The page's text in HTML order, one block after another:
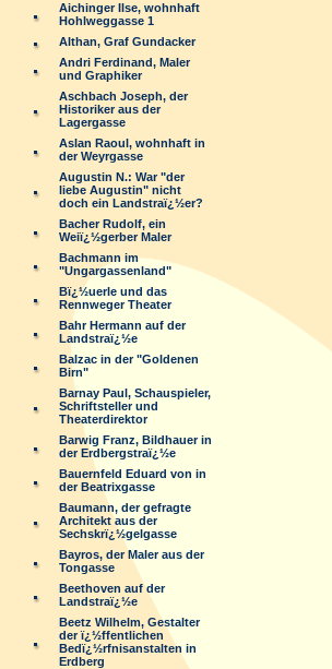
Aichinger Ilse, wohnhaft
Hohlweggasse 1
Althan, Graf Gundacker
Andri Ferdinand, Maler
und Graphiker
Aschbach Joseph, der
Historiker aus der
Lagergasse
Aslan Raoul, wohnhaft in
der Weyrgasse
Augustin N.: War "der
liebe Augustin" nicht
doch ein Landstraï¿½er?
Bacher Rudolf, ein
Weiï¿½gerber Maler
Bachmann im
"Ungargassenland"
Bï¿½uerle und das
Rennweger Theater
Bahr Hermann auf der
Landstraï¿½e
Balzac in der "Goldenen
Birn"
Barnay Paul, Schauspieler,
Schriftsteller und
Theaterdirektor
Barwig Franz, Bildhauer in
der Erdbergstraï¿½e
Bauernfeld Eduard von in
der Beatrixgasse
Baumann, der gefragte
Architekt aus der
Sechskrï¿½gelgasse
Bayros, der Maler aus der
Tongasse
Beethoven auf der
Landstraï¿½e
Beetz Wilhelm, Gestalter
der ï¿½ffentlichen
Bedï¿½rfnisanstalten in
Erdberg